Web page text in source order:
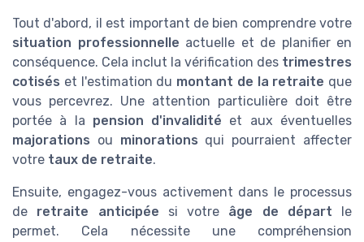
Tout d'abord, il est important de bien comprendre votre
situation professionnelle actuelle et de planifier en
conséquence. Cela inclut la vérification des trimestres
cotisés et l'estimation du montant de la retraite que
vous percevrez. Une attention particulière doit être
portée à la pension d'invalidité et aux éventuelles
majorations ou minorations qui pourraient affecter
votre taux de retraite.
Ensuite, engagez-vous activement dans le processus
de retraite anticipée si votre âge de départ le
permet. Cela nécessite une compréhension